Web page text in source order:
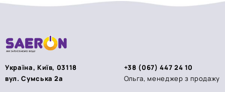
Україна, Київ, 03118
вул. Сумська 2а
+38 (067) 447 24 10
Ольга, менеджер з продажу